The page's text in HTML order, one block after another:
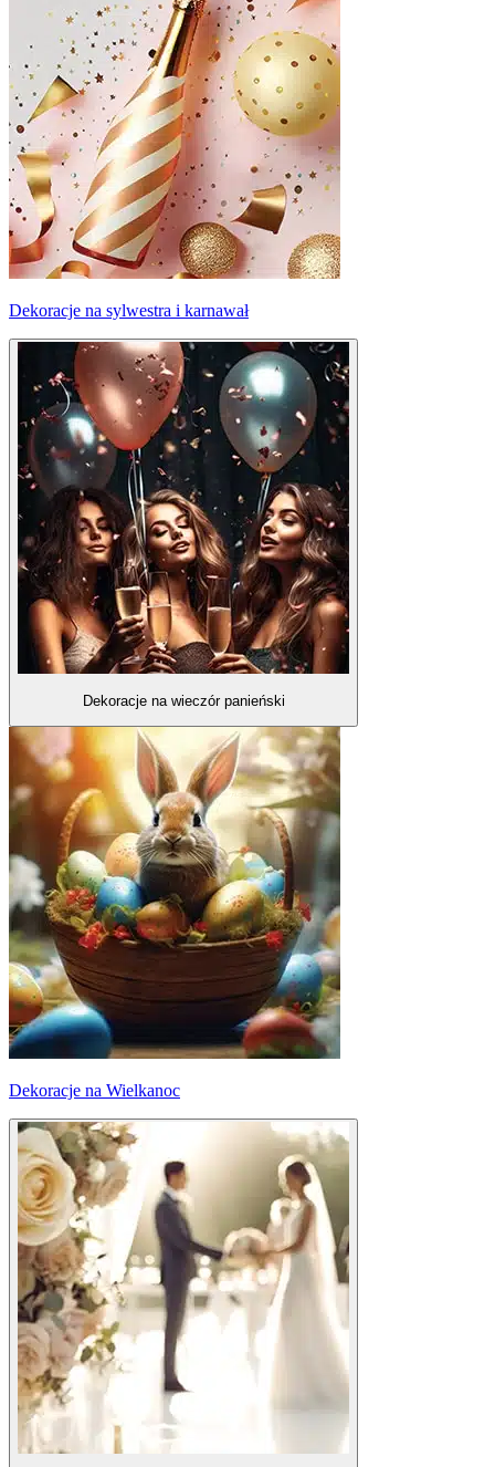
Dekoracje na sylwestra i karnawał
Dekoracje na wieczór panieński
Dekoracje na Wielkanoc